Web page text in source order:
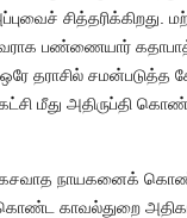
சித்தரிக்கிறது.
பண்ணையார்
தராசில் சமன்படுத்த
மீது அதிருப்தி
நாயகனைக்
காவல்துறை